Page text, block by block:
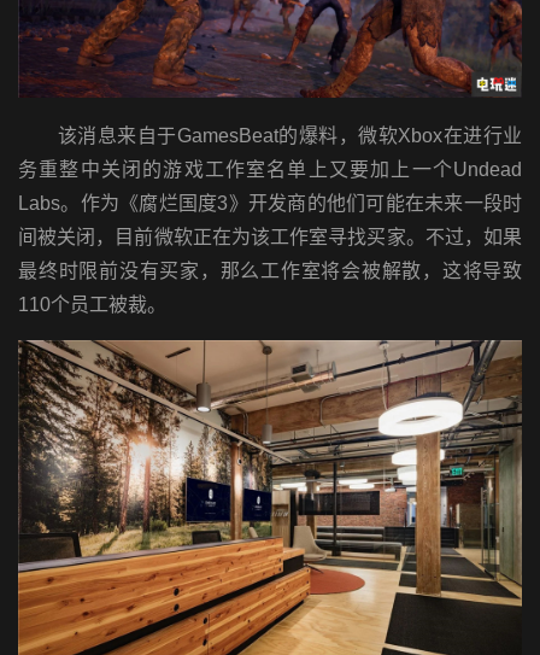
该消息来自于GamesBeat的爆料，微软Xbox在进行业
务重整中关闭的游戏工作室名单上又要加上一个Undead
Labs。作为《腐烂国度3》开发商的他们可能在未来一段时
间被关闭，目前微软正在为该工作室寻找买家。不过，如果
最终时限前没有买家，那么工作室将会被解散，这将导致
110个员工被裁。